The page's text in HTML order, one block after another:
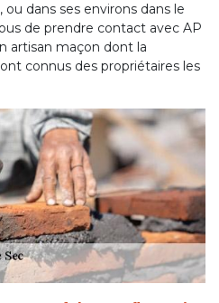
dans ses environs dans le
de prendre contact avec AP
artisan maçon dont la
connus des propriétaires les